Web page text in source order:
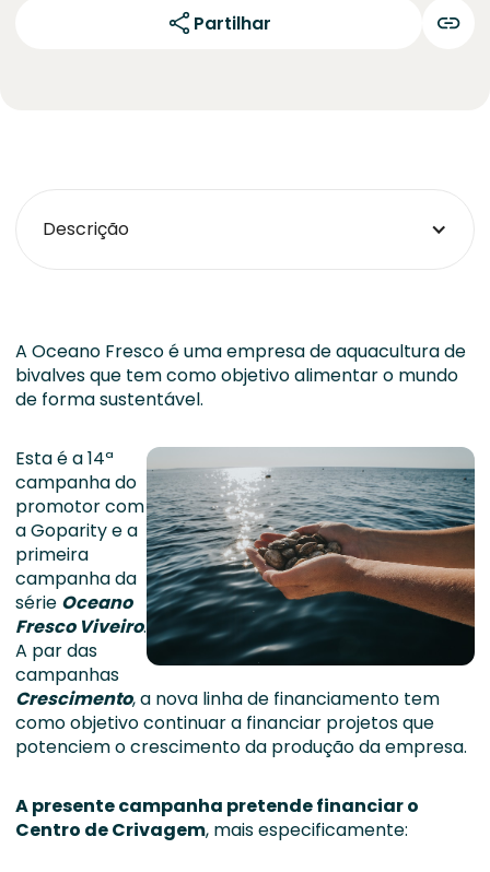
Partilhar
Descrição
A Oceano Fresco é uma empresa de aquacultura de
bivalves que tem como objetivo alimentar o mundo
de forma sustentável.
Esta é a 14ª
campanha do
promotor com
a Goparity e a
primeira
campanha da
série Oceano
Fresco Viveiro.
A par das
campanhas
Crescimento, a nova linha de financiamento tem
como objetivo continuar a financiar projetos que
potenciem o crescimento da produção da empresa.
A presente campanha pretende financiar o
Centro de Crivagem, mais especificamente: